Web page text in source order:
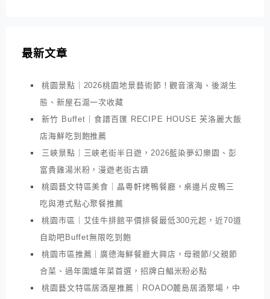
最新文章
桃園景點｜2026桃園地景藝術節！觀音濱海、後湖生
態、新屋石滬一次收藏
新竹 Buffet｜食譜百匯 RECIPE HOUSE 芙洛麗大飯
店海鮮吃到飽推薦
三峽景點｜三峽老街半日遊，2026藍染夢幻樂園、彭
富貴雞湯米粉，漫遊老街古蹟
桃園藝文特區美食｜晶粵軒烤鴨餐廳，桌邊片皮鴨三
吃與港式點心聚餐推薦
桃園市區｜艾佳牛排館平價排餐最低300元起，近70道
自助吧Buffet無限吃到飽
桃園市區推薦｜廣德海鮮餐廳大興店，母親節/父親節
合菜、過年圍爐年菜首選，招牌白鯧米粉必點
桃園藝文特區居酒屋推薦｜ROADO麓島居酒聚場，中